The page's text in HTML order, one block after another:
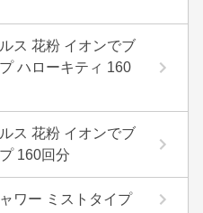
ス 花粉 イオンでブ
ハローキティ 160
ス 花粉 イオンでブ
160回分
ワー ミストタイプ